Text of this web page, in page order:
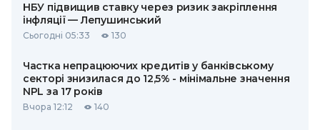
НБУ підвищив ставку через ризик закріплення
інфляції — Лепушинський
Сьогодні 05:33 130
Частка непрацюючих кредитів у банківському
секторі знизилася до 12,5% - мінімальне значення
NPL за 17 років
Вчора 12:12 140